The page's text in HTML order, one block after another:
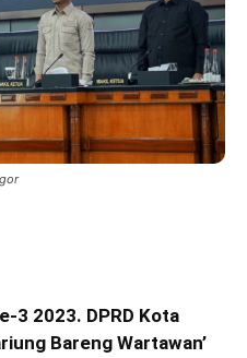
3 2023. DPRD Kota
Bareng Wartawan’